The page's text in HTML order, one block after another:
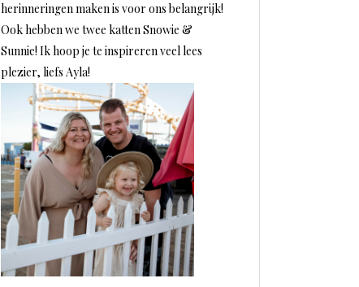
herinneringen maken is voor ons belangrijk!
Ook hebben we twee katten Snowie &
Sunnie! Ik hoop je te inspireren veel lees
plezier, liefs Ayla!